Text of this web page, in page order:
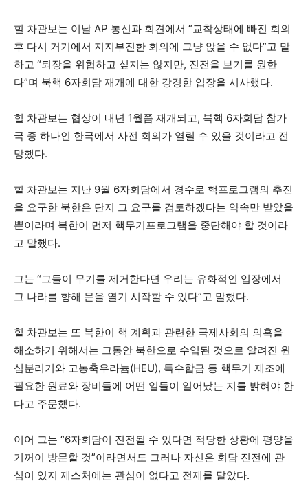
힐 차관보는 이날 AP 통신과 회견에서 “교착상태에 빠진 회의
후 다시 거기에서 지지부진한 회의에 그냥 앉을 수 없다”고 말
하고 “퇴장을 위협하고 싶지는 않지만, 진전을 보기를 원한
다”며 북핵 6자회담 재개에 대한 강경한 입장을 시사했다.
힐 차관보는 협상이 내년 1월쯤 재개되고, 북핵 6자회담 참가
국 중 하나인 한국에서 사전 회의가 열릴 수 있을 것이라고 전
망했다.
힐 차관보는 지난 9월 6자회담에서 경수로 핵프로그램의 추진
을 요구한 북한은 단지 그 요구를 검토하겠다는 약속만 받았을
뿐이라며 북한이 먼저 핵무기프로그램을 중단해야 할 것이라
고 말했다.
그는 “그들이 무기를 제거한다면 우리는 유화적인 입장에서
그 나라를 향해 문을 열기 시작할 수 있다”고 말했다.
힐 차관보는 또 북한이 핵 계획과 관련한 국제사회의 의혹을
해소하기 위해서는 그동안 북한으로 수입된 것으로 알려진 원
심분리기와 고농축우라늄(HEU), 특수합금 등 핵무기 제조에
필요한 원료와 장비들에 어떤 일들이 일어났는 지를 밝혀야 한
다고 주문했다.
이어 그는 “6자회담이 진전될 수 있다면 적당한 상황에 평양을
기꺼이 방문할 것”이라면서도 그러나 자신은 회담 진전에 관
심이 있지 제스처에는 관심이 없다고 전제를 달았다.